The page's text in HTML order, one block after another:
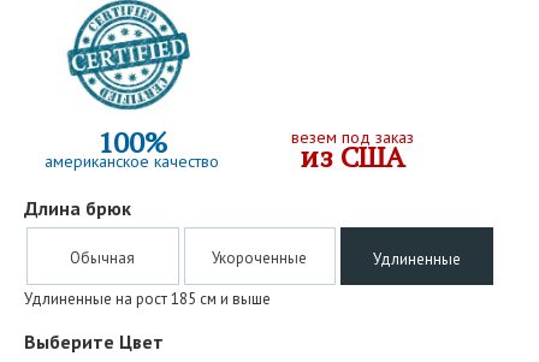
100%
американское качество
везем под заказ
из США
Длина брюк
Обычная Укороченные
Удлиненные
Удлиненные на рост 185 см и выше
Выберите Цвет